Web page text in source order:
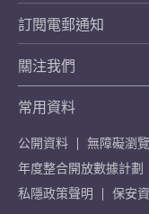
訂閱電郵通知
關注我們
常用資料
公開資料
無障礙瀏覽
年度整合開放數據計劃
私隱政策聲明
保安